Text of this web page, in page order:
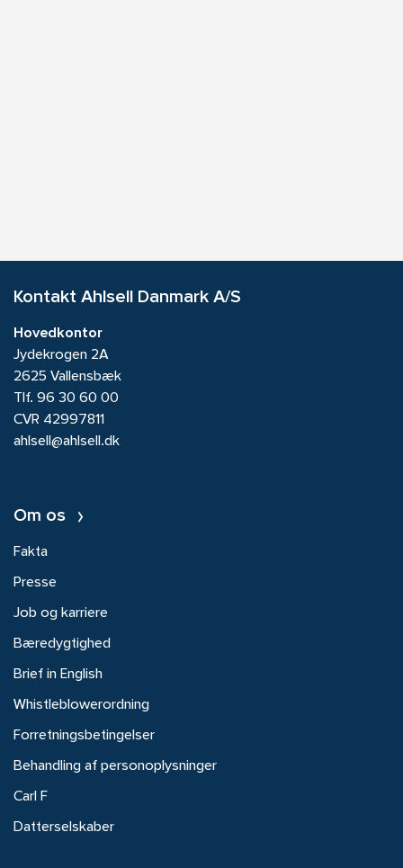
Kontakt Ahlsell Danmark A/S
Hovedkontor
Jydekrogen 2A
2625 Vallensbæk
Tlf. 96 30 60 00
CVR 42997811
ahlsell@ahlsell.dk
Om os
Fakta
Presse
Job og karriere
Bæredygtighed
Brief in English
Whistleblowerordning
Forretningsbetingelser
Behandling af personoplysninger
Carl F
Datterselskaber